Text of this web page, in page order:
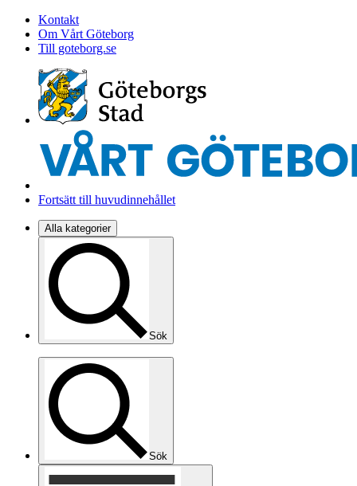
Kontakt
Om Vårt Göteborg
Till goteborg.se
Fortsätt till huvudinnehållet
Alla kategorier
Sök
Sök